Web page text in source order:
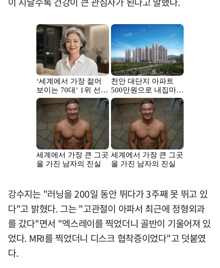
강수지는 "러닝을 200일 동안 뛰다가 3주째 못 뛰고 있
다"고 밝혔다. 그는 "고관절이 아파서 최근에 정형외과
를 갔다"면서 "엑스레이를 찍었더니 골반이 기울어져 있
었다. MRI를 찍었더니 디스크 협착증이었다"고 덧붙였
다.